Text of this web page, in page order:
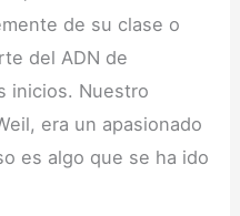
de su clase o
del ADN de
inicios. Nuestro
era un apasionado
es algo que se ha ido